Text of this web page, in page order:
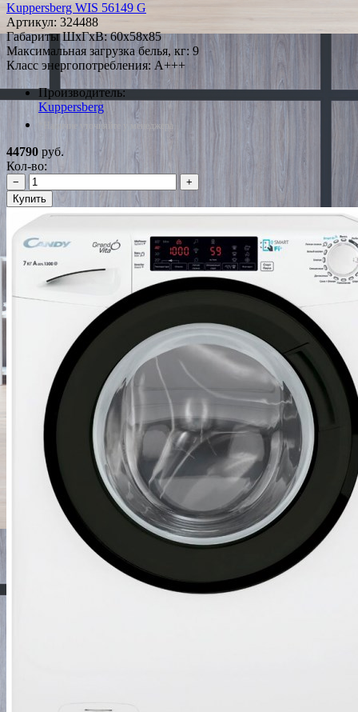
Kuppersberg WIS 56149 G
Артикул: 324488
Габариты ШxГxВ: 60x58x85
Максимальная загрузка белья, кг: 9
Класс энергопотребления: A+++
Производитель:
Kuppersberg
*Наличие уточняйте у менеджера
44790 руб.
Кол-во:
−
+
Купить